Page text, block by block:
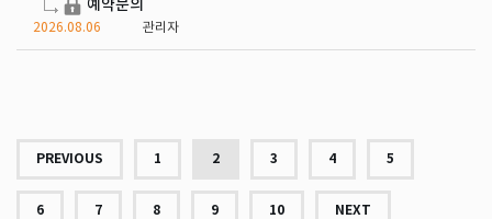
예약문의
2026.08.06 관리자
PREVIOUS 1 2 3 4 5
6 7 8 9 10 NEXT